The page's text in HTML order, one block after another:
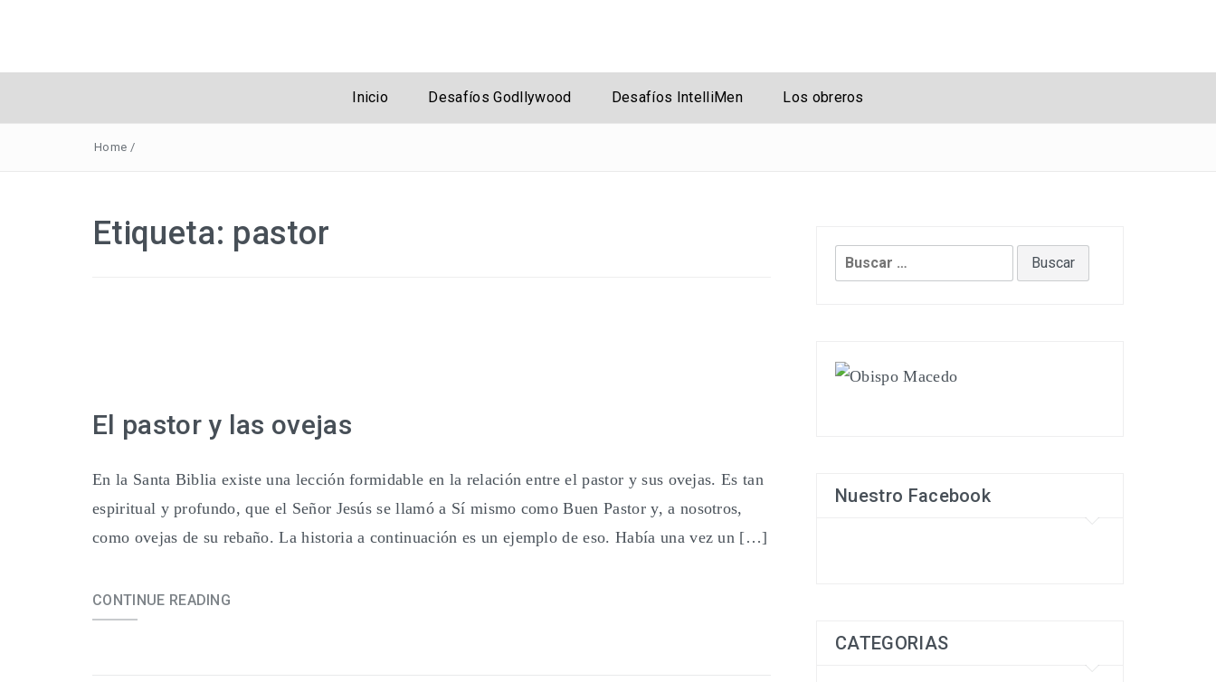
Obreros Universal
Inicio Desafíos Godllywood Desafíos IntelliMen Los obreros
Home /
Etiqueta: pastor
El pastor y las ovejas
En la Santa Biblia existe una lección formidable en la relación entre el pastor y sus ovejas. Es tan
espiritual y profundo, que el Señor Jesús se llamó a Sí mismo como Buen Pastor y, a nosotros,
como ovejas de su rebaño. La historia a continuación es un ejemplo de eso. Había una vez un […]
CONTINUE READING
Buscar:
Nuestro Facebook
CATEGORIAS